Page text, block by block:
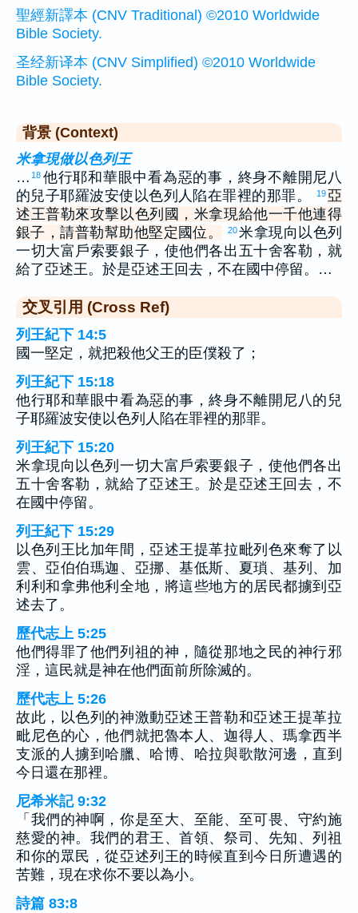
聖經新譯本 (CNV Traditional) ©2010 Worldwide
Bible Society.
圣经新译本 (CNV Simplified) ©2010 Worldwide
Bible Society.
背景 (Context)
米拿現做以色列王
… 18 他行耶和華眼中看為惡的事，終身不離開尼八
的兒子耶羅波安使以色列人陷在罪裡的那罪。
19 亞
述王普勒來攻擊以色列國，米拿現給他一千他連得
銀子，請普勒幫助他堅定國位。
20米拿現向以色列
一切大富戶索要銀子，使他們各出五十舍客勒，就
給了亞述王。於是亞述王回去，不在國中停留。…
交叉引用 (Cross Ref)
列王紀下 14:5
國一堅定，就把殺他父王的臣僕殺了；
列王紀下 15:18
他行耶和華眼中看為惡的事，終身不離開尼八的兒
子耶羅波安使以色列人陷在罪裡的那罪。
列王紀下 15:20
米拿現向以色列一切大富戶索要銀子，使他們各出
五十舍客勒，就給了亞述王。於是亞述王回去，不
在國中停留。
列王紀下 15:29
以色列王比加年間，亞述王提革拉毗列色來奪了以
雲、亞伯伯瑪迦、亞挪、基低斯、夏瑣、基列、加
利利和拿弗他利全地，將這些地方的居民都擄到亞
述去了。
歷代志上 5:25
他們得罪了他們列祖的神，隨從那地之民的神行邪
淫，這民就是神在他們面前所除滅的。
歷代志上 5:26
故此，以色列的神激動亞述王普勒和亞述王提革拉
毗尼色的心，他們就把魯本人、迦得人、瑪拿西半
支派的人擄到哈臘、哈博、哈拉與歌散河邊，直到
今日還在那裡。
尼希米記 9:32
「我們的神啊，你是至大、至能、至可畏、守約施
慈愛的神。我們的君王、首領、祭司、先知、列祖
和你的眾民，從亞述列王的時候直到今日所遭遇的
苦難，現在求你不要以為小。
詩篇 83:8